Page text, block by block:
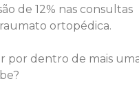
de 12% nas consultas
ortopédica.
por dentro de mais